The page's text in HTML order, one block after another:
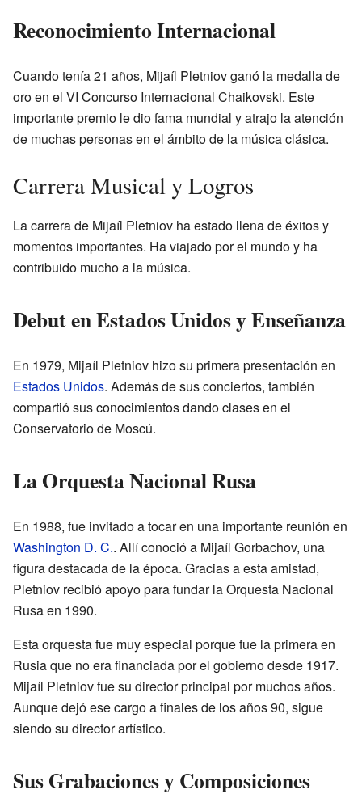
Reconocimiento Internacional
Cuando tenía 21 años, Mijaíl Pletniov ganó la medalla de
oro en el VI Concurso Internacional Chaikovski. Este
importante premio le dio fama mundial y atrajo la atención
de muchas personas en el ámbito de la música clásica.
Carrera Musical y Logros
La carrera de Mijaíl Pletniov ha estado llena de éxitos y
momentos importantes. Ha viajado por el mundo y ha
contribuido mucho a la música.
Debut en Estados Unidos y Enseñanza
En 1979, Mijaíl Pletniov hizo su primera presentación en
Estados Unidos. Además de sus conciertos, también
compartió sus conocimientos dando clases en el
Conservatorio de Moscú.
La Orquesta Nacional Rusa
En 1988, fue invitado a tocar en una importante reunión en
Washington D. C.. Allí conoció a Mijaíl Gorbachov, una
figura destacada de la época. Gracias a esta amistad,
Pletniov recibió apoyo para fundar la Orquesta Nacional
Rusa en 1990.
Esta orquesta fue muy especial porque fue la primera en
Rusia que no era financiada por el gobierno desde 1917.
Mijaíl Pletniov fue su director principal por muchos años.
Aunque dejó ese cargo a finales de los años 90, sigue
siendo su director artístico.
Sus Grabaciones y Composiciones